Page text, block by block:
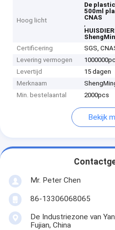
Hoog licht
De
500ml
CNAS
,
Certificering
SGS,
Levering vermogen
Levertijd
15 dagen
Merknaam
Min. bestelaantal
2000pcs
Bekijk
Mr. Peter Chen
86-13306068065
De Industriezone van
Fujian, China